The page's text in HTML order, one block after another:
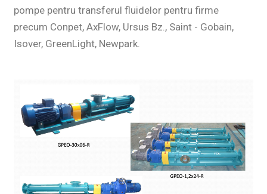
pompe pentru transferul fluidelor pentru firme
precum Conpet, AxFlow, Ursus Bz., Saint - Gobain,
Isover, GreenLight, Newpark.